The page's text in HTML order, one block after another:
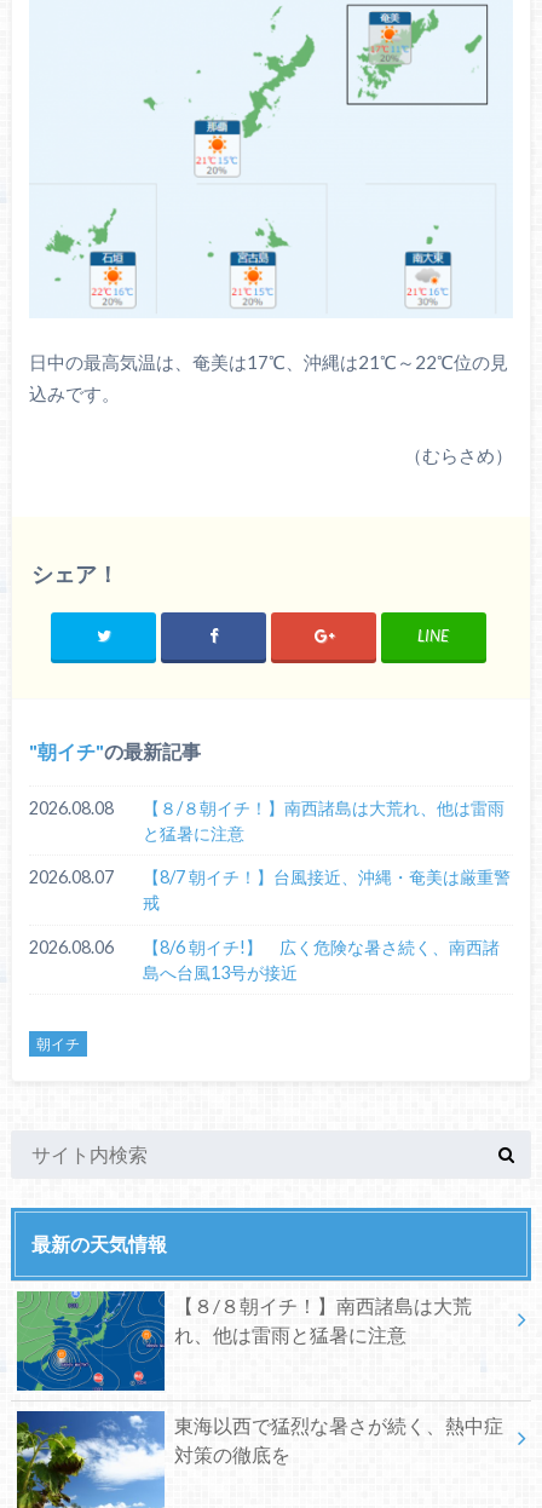
日中の最高気温は、奄美は17℃、沖縄は21℃～22℃位の見
込みです。
（むらさめ）
シェア！
LINE
朝イチ の最新記事
2026.08.08
【８/８朝イチ！】南西諸島は大荒れ、他は雷雨
と猛暑に注意
2026.08.07
【8/7 朝イチ！】台風接近、沖縄・奄美は厳重警
戒
2026.08.06
【8/6 朝イチ!】 広く危険な暑さ続く、南西諸
島へ台風13号が接近
朝イチ
最新の天気情報
【８/８朝イチ！】南西諸島は大荒
れ、他は雷雨と猛暑に注意
東海以西で猛烈な暑さが続く、熱中症
対策の徹底を